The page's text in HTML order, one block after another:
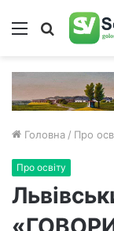
Меню Пошук
Головна / Про
Про освіту